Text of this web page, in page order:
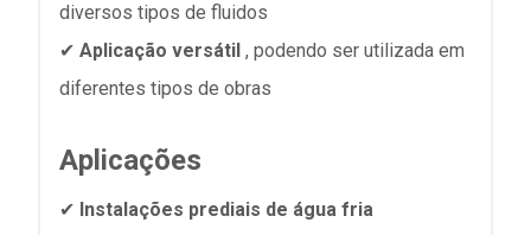
diversos tipos de fluidos
✔ Aplicação versátil , podendo ser utilizada em
diferentes tipos de obras
Aplicações
✔ Instalações prediais de água fria